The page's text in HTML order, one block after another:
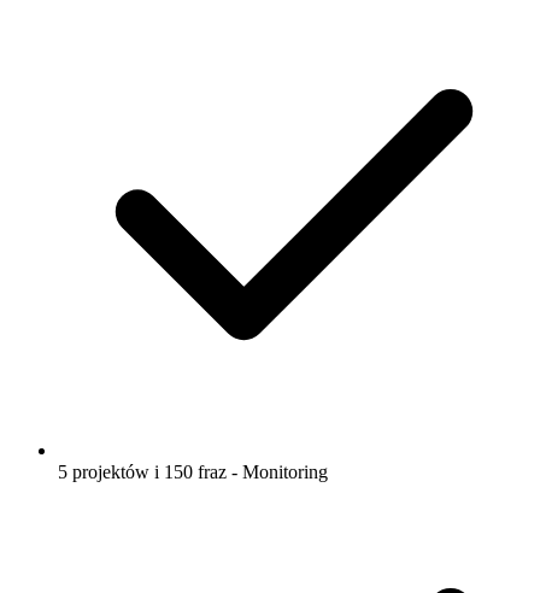
5 projektów i 150 fraz - Monitoring